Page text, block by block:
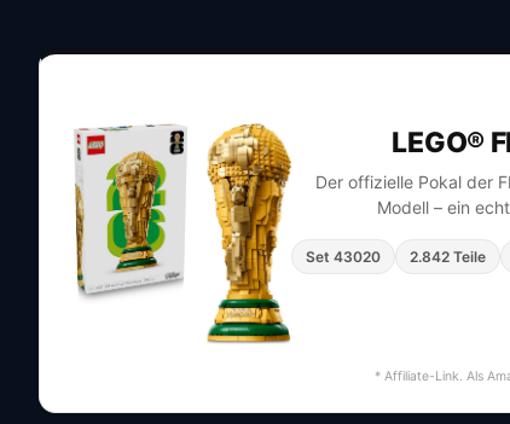
LEGO®
Der offizielle Pokal der
Modell – ein
Set 43020 2.842 Teile
* Affiliate-Link. Als